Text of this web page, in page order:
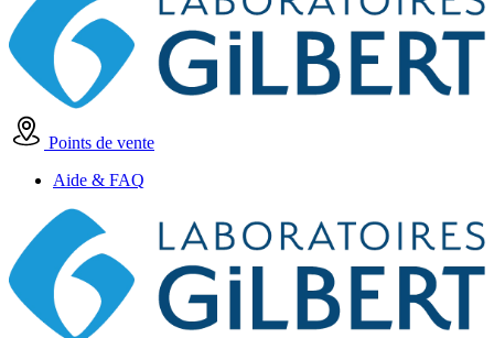
Points de vente
Aide & FAQ